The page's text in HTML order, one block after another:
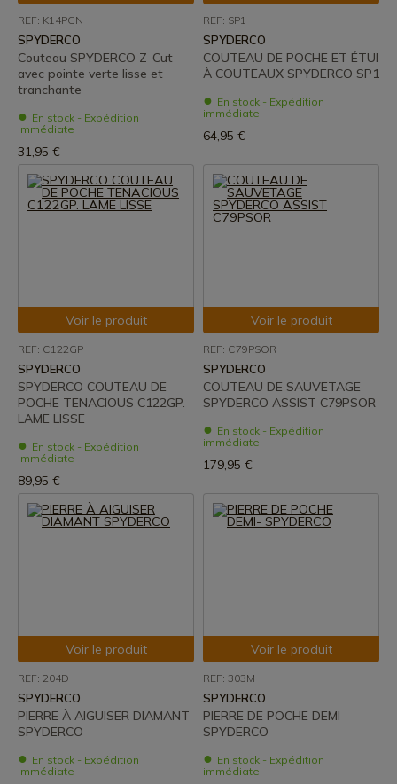
REF: K14PGN
SPYDERCO
Couteau SPYDERCO Z-Cut
avec pointe verte lisse et
tranchante
En stock - Expédition
immédiate
31,95 €
REF: SP1
SPYDERCO
COUTEAU DE POCHE ET ÉTUI
À COUTEAUX SPYDERCO SP1
En stock - Expédition
immédiate
64,95 €
Voir le produit
REF: C122GP
SPYDERCO
SPYDERCO COUTEAU DE
POCHE TENACIOUS C122GP.
LAME LISSE
En stock - Expédition
immédiate
89,95 €
Voir le produit
REF: C79PSOR
SPYDERCO
COUTEAU DE SAUVETAGE
SPYDERCO ASSIST C79PSOR
En stock - Expédition
immédiate
179,95 €
Voir le produit
REF: 204D
SPYDERCO
PIERRE À AIGUISER DIAMANT
SPYDERCO
En stock - Expédition
immédiate
Voir le produit
REF: 303M
SPYDERCO
PIERRE DE POCHE DEMI-
SPYDERCO
En stock - Expédition
immédiate